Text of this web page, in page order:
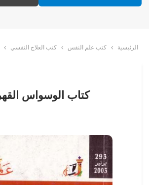
الرئيسية كتب علم النفس كتب العلاج النفسي
كتاب الوسواس